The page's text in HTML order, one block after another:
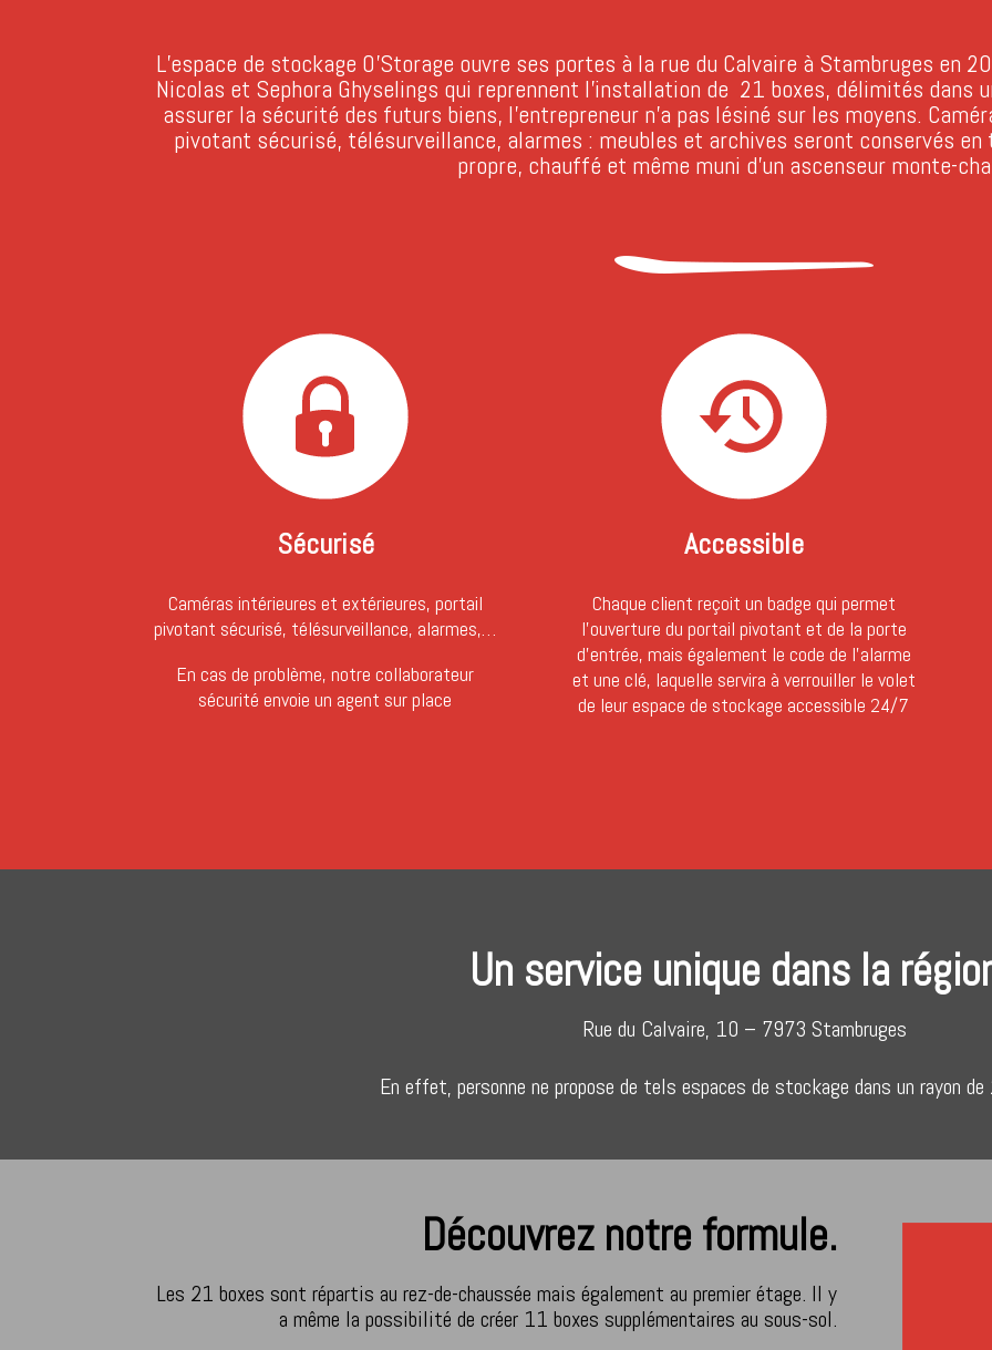
L’espace de stockage O’Storage ouvre ses portes à la rue du Calvaire à Stambruges en
Nicolas et Sephora Ghyselings qui reprennent l’installation de 21 boxes, délimités dans
assurer la sécurité des futurs biens, l’entrepreneur n’a pas lésiné sur les moyens.
pivotant sécurisé, télésurveillance, alarmes : meubles et archives seront conservés
propre, chauffé et même muni d’un ascenseur monte-
Sécurisé
Caméras intérieures et extérieures, portail
pivotant sécurisé, télésurveillance, alarmes,…
En cas de problème, notre collaborateur
sécurité envoie un agent sur place
Accessible
Chaque client reçoit un badge qui permet
l’ouverture du portail pivotant et de la porte
d’entrée, mais également le code de l’alarme
et une clé, laquelle servira à verrouiller le volet
de leur espace de stockage accessible 24/7
Un service unique dans la
Rue du Calvaire, 10 – 7973 Stambruges
En effet, personne ne propose de tels espaces de stockage dans un rayon
Découvrez notre formule.
Les 21 boxes sont répartis au rez-de-chaussée mais également au premier étage. Il y
a même la possibilité de créer 11 boxes supplémentaires au sous-sol.